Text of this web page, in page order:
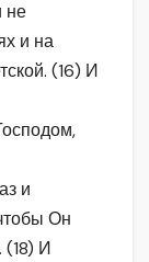
не
и на
(16) И
и
Он
(18) И